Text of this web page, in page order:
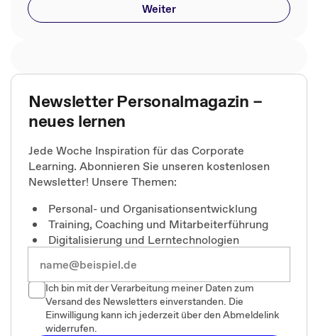
Weiter
Newsletter Personalmagazin –
neues lernen
Jede Woche Inspiration für das Corporate
Learning. Abonnieren Sie unseren kostenlosen
Newsletter! Unsere Themen:
Personal- und Organisationsentwicklung
Training, Coaching und Mitarbeiterführung
Digitalisierung und Lerntechnologien
Ich bin mit der Verarbeitung meiner Daten zum
Versand des Newsletters einverstanden. Die
Einwilligung kann ich jederzeit über den Abmeldelink
widerrufen.